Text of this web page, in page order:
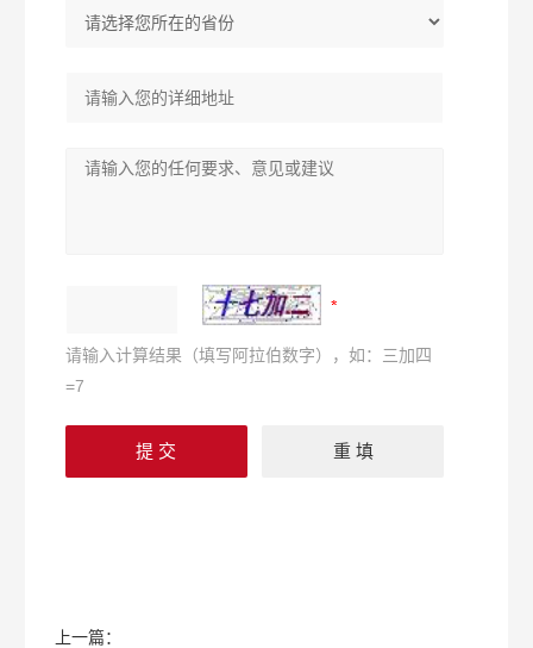
请输入计算结果（填写阿拉伯数字），如：三加四
=7
上一篇：